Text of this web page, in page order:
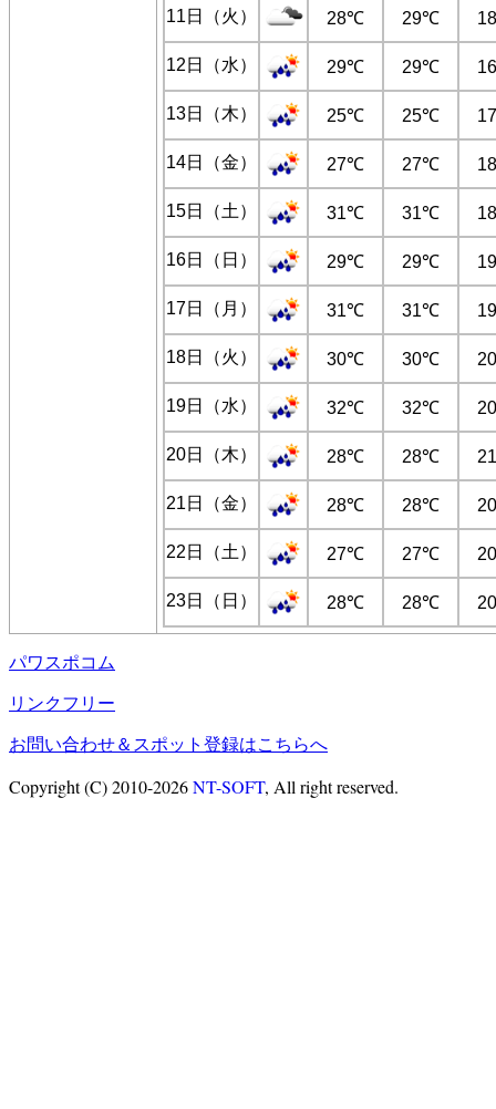
11日（火） 28℃ 29℃
12日（水） 29℃ 29℃
13日（木） 25℃ 25℃
14日（金） 27℃ 27℃
15日（土） 31℃ 31℃
16日（日） 29℃ 29℃
17日（月） 31℃ 31℃
18日（火） 30℃ 30℃
19日（水） 32℃ 32℃
20日（木） 28℃ 28℃
21日（金） 28℃ 28℃
22日（土） 27℃ 27℃
23日（日） 28℃ 28℃
パワスポコム
リンクフリー
お問い合わせ＆スポット登録はこちらへ
Copyright (C) 2010-2026NT-SOFT, All right reserved.